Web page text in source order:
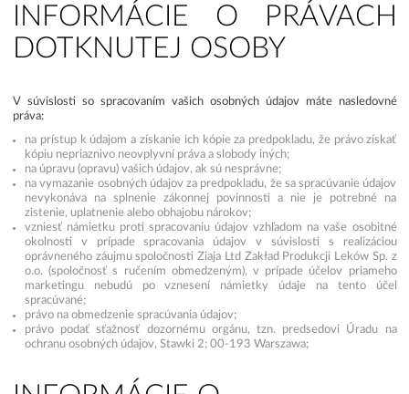
INFORMÁCIE O PRÁVACH
DOTKNUTEJ OSOBY
V súvislosti so spracovaním vašich osobných údajov máte nasledovné
práva:
na prístup k údajom a získanie ich kópie za predpokladu, že právo získať
kópiu nepriaznivo neovplyvní práva a slobody iných;
na úpravu (opravu) vašich údajov, ak sú nesprávne;
na vymazanie osobných údajov za predpokladu, že sa spracúvanie údajov
nevykonáva na splnenie zákonnej povinnosti a nie je potrebné na
zistenie, uplatnenie alebo obhajobu nárokov;
vzniesť námietku proti spracovaniu údajov vzhľadom na vaše osobitné
okolnosti v prípade spracovania údajov v súvislosti s realizáciou
oprávneného záujmu spoločnosti Ziaja Ltd Zakład Produkcji Leków Sp. z
o.o. (spoločnosť s ručením obmedzeným), v prípade účelov priameho
marketingu nebudú po vznesení námietky údaje na tento účel
spracúvané;
právo na obmedzenie spracúvania údajov;
právo podať sťažnosť dozornému orgánu, tzn. predsedovi Úradu na
ochranu osobných údajov, Stawki 2; 00-193 Warszawa;